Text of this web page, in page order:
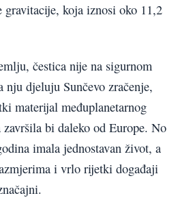
koja iznosi oko 11,2
čestica nije na sigurnom
nju djeluju Sunčevo zračenje,
materijal međuplanetarnog
završila bi daleko od Europe. No
imala jednostavan život, a
i vrlo rijetki događaji